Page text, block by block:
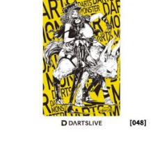
到
收
藏
夾